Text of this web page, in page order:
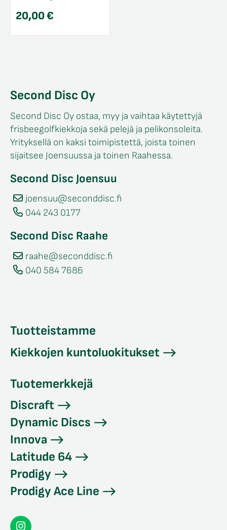
20,00€
Second Disc Oy
Second Disc Oy ostaa, myy ja vaihtaa käytettyjä
frisbeegolfkiekkoja sekä pelejä ja pelikonsoleita.
Yrityksellä on kaksi toimipistettä, joista toinen
sijaitsee Joensuussa ja toinen Raahessa.
Second Disc Joensuu
joensuu@seconddisc.fi
044 243 0177
Second Disc Raahe
raahe@seconddisc.fi
040 584 7686
Tuotteistamme
Kiekkojen kuntoluokitukset
Tuotemerkkejä
Discraft
Dynamic Discs
Innova
Latitude 64
Prodigy
Prodigy Ace Line
Seconddisc